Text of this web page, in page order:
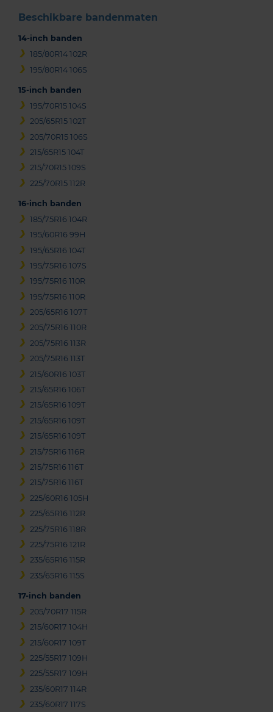
Beschikbare bandenmaten
14-inch banden
185/80R14 102R
195/80R14 106S
15-inch banden
195/70R15 104S
205/65R15 102T
205/70R15 106S
215/65R15 104T
215/70R15 109S
225/70R15 112R
16-inch banden
185/75R16 104R
195/60R16 99H
195/65R16 104T
195/75R16 107S
195/75R16 110R
195/75R16 110R
205/65R16 107T
205/75R16 110R
205/75R16 113R
205/75R16 113T
215/60R16 103T
215/65R16 106T
215/65R16 109T
215/65R16 109T
215/65R16 109T
215/75R16 116R
215/75R16 116T
215/75R16 116T
225/60R16 105H
225/65R16 112R
225/75R16 118R
225/75R16 121R
235/65R16 115R
235/65R16 115S
17-inch banden
205/70R17 115R
215/60R17 104H
215/60R17 109T
225/55R17 109H
225/55R17 109H
235/60R17 114R
235/60R17 117S